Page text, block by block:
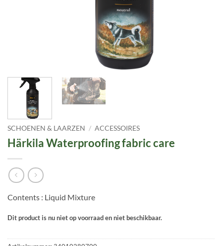
SCHOENEN & LAARZEN / ACCESSOIRES
Härkila Waterproofing fabric care
Contents : Liquid Mixture
Dit product is nu niet op voorraad en niet beschikbaar.